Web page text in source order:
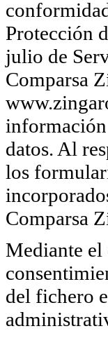
Protección
julio de
Comparsa
datos. Al
los
Comparsa
Mediante el
del fichero